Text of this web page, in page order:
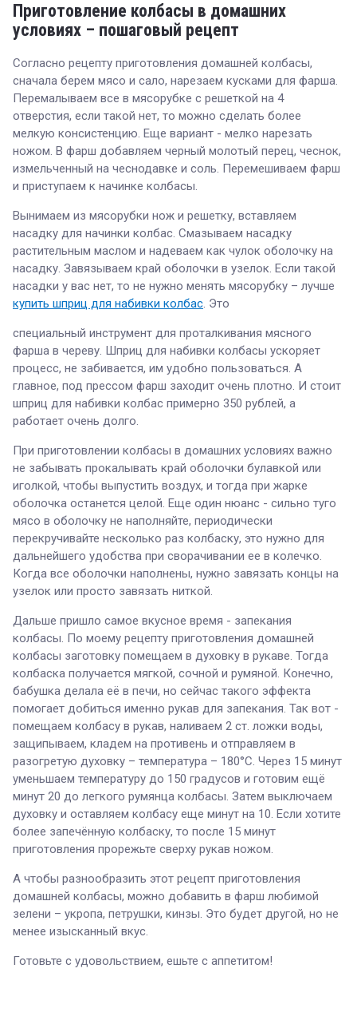
Приготовление колбасы в домашних
условиях – пошаговый рецепт
Согласно рецепту приготовления домашней колбасы,
сначала берем мясо и сало, нарезаем кусками для фарша.
Перемалываем все в мясорубке с решеткой на 4
отверстия, если такой нет, то можно сделать более
мелкую консистенцию. Еще вариант - мелко нарезать
ножом. В фарш добавляем черный молотый перец, чеснок,
измельченный на чеснодавке и соль. Перемешиваем фарш
и приступаем к начинке колбасы.
Вынимаем из мясорубки нож и решетку, вставляем
насадку для начинки колбас. Смазываем насадку
растительным маслом и надеваем как чулок оболочку на
насадку. Завязываем край оболочки в узелок. Если такой
насадки у вас нет, то не нужно менять мясорубку – лучше
купить шприц для набивки колбас. Это
специальный инструмент для проталкивания мясного
фарша в череву. Шприц для набивки колбасы ускоряет
процесс, не забивается, им удобно пользоваться. А
главное, под прессом фарш заходит очень плотно. И стоит
шприц для набивки колбас примерно 350 рублей, а
работает очень долго.
При приготовлении колбасы в домашних условиях важно
не забывать прокалывать край оболочки булавкой или
иголкой, чтобы выпустить воздух, и тогда при жарке
оболочка останется целой. Еще один нюанс - сильно туго
мясо в оболочку не наполняйте, периодически
перекручивайте несколько раз колбаску, это нужно для
дальнейшего удобства при сворачивании ее в колечко.
Когда все оболочки наполнены, нужно завязать концы на
узелок или просто завязать ниткой.
Дальше пришло самое вкусное время - запекания
колбасы. По моему рецепту приготовления домашней
колбасы заготовку помещаем в духовку в рукаве. Тогда
колбаска получается мягкой, сочной и румяной. Конечно,
бабушка делала её в печи, но сейчас такого эффекта
помогает добиться именно рукав для запекания. Так вот -
помещаем колбасу в рукав, наливаем 2 ст. ложки воды,
защипываем, кладем на противень и отправляем в
разогретую духовку – температура – 180°С. Через 15 минут
уменьшаем температуру до 150 градусов и готовим ещё
минут 20 до легкого румянца колбасы. Затем выключаем
духовку и оставляем колбасу еще минут на 10. Если хотите
более запечённую колбаску, то после 15 минут
приготовления прорежьте сверху рукав ножом.
А чтобы разнообразить этот рецепт приготовления
домашней колбасы, можно добавить в фарш любимой
зелени – укропа, петрушки, кинзы. Это будет другой, но не
менее изысканный вкус.
Готовьте с удовольствием, ешьте с аппетитом!